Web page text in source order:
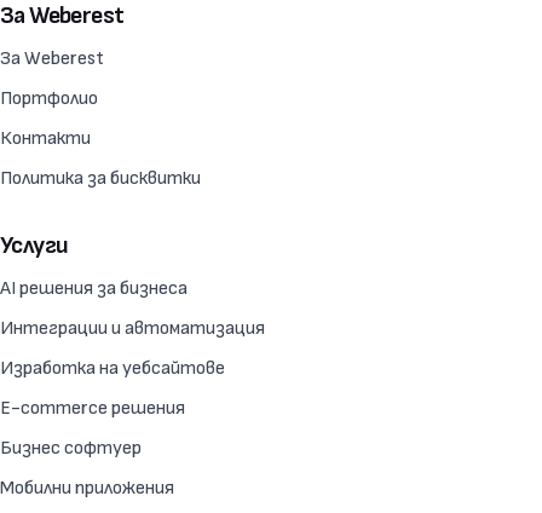
За Weberest
За Weberest
Портфолио
Контакти
Политика за бисквитки
Услуги
AI решения за бизнеса
Интеграции и автоматизация
Изработка на уебсайтове
E-commerce решения
Бизнес софтуер
Мобилни приложения